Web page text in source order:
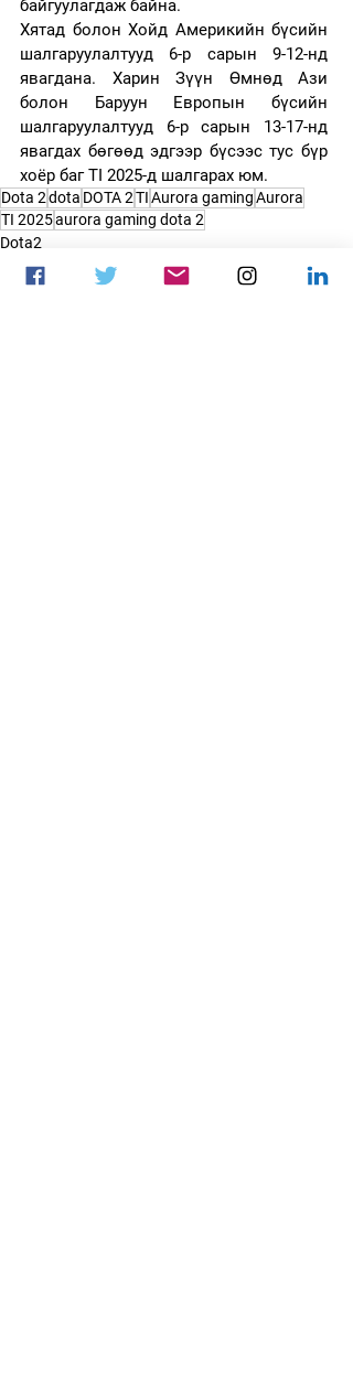
байгуулагдаж байна.
Хятад болон Хойд Америкийн бүсийн
шалгаруулалтууд 6-р сарын 9-12-нд
явагдана. Харин Зүүн Өмнөд Ази
болон Баруун Европын бүсийн
шалгаруулалтууд 6-р сарын 13-17-нд
явагдах бөгөөд эдгээр бүсээс тус бүр
хоёр баг TI 2025-д шалгарах юм.
Dota 2dota DOTA 2TIAurora gamingAurora
TI 2025aurora gaming dota 2
Dota2
Мэдээ
Цахим спорт